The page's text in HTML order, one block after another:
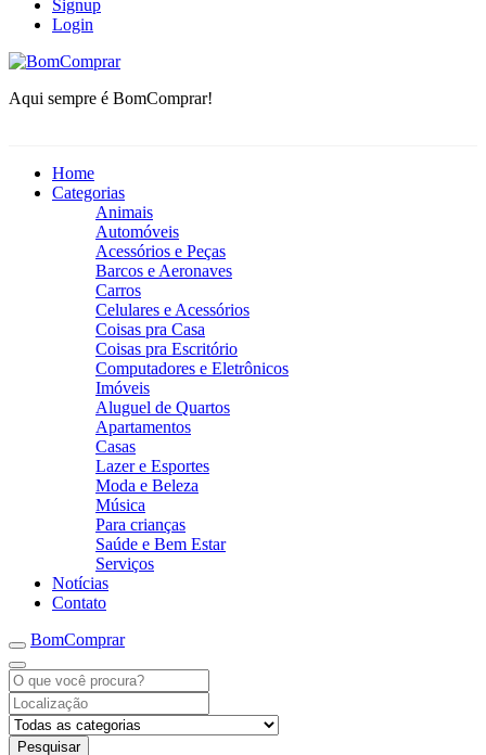
Signup
Login
BomComprar
Aqui sempre é BomComprar!
Home
Categorias
Animais
Automóveis
Acessórios e Peças
Barcos e Aeronaves
Carros
Celulares e Acessórios
Coisas pra Casa
Coisas pra Escritório
Computadores e Eletrônicos
Imóveis
Aluguel de Quartos
Apartamentos
Casas
Lazer e Esportes
Moda e Beleza
Música
Para crianças
Saúde e Bem Estar
Serviços
Notícias
Contato
BomComprar
Pesquisar